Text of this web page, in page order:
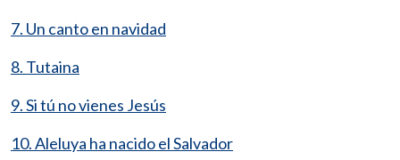
7. Un canto en navidad
8. Tutaina
9. Si tú no vienes Jesús
10. Aleluya ha nacido el Salvador